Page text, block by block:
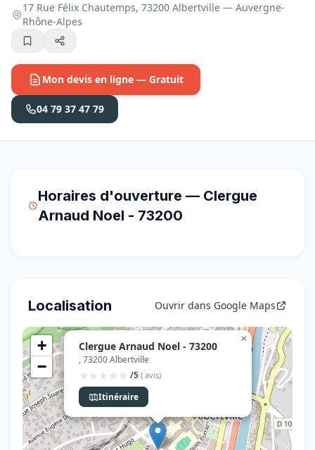
17 Rue Félix Chautemps, 73200 Albertville — Auvergne-
Rhône-Alpes
Mon devis en ligne — Gratuit
04 79 37 47 79
Horaires d'ouverture — Clergue
Arnaud Noel - 73200
Localisation Ouvrir dans Google Maps
Clergue Arnaud Noel - 73200
, 73200 Albertville
/5 ( avis)
Itinéraire
×
+
−